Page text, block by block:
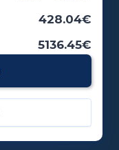
428.04€
5136.45€